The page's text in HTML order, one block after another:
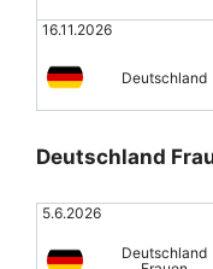
16.11.2026
Deutschland
Deutschland
5.6.2026
Deutschland